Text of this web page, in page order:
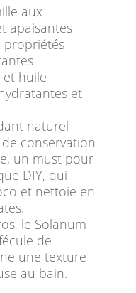
aux
apaisantes
propriétés
et huile
et
naturel
conservation
un must pour
DIY, qui
et nettoie en
le Solanum
de
une texture
au bain.